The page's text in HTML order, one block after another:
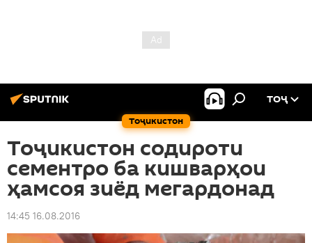
Тоҷикистон
ТОҶ
Тоҷикистон содироти
сементро ба кишварҳои
ҳамсоя зиёд мегардонад
14:45 16.08.2016